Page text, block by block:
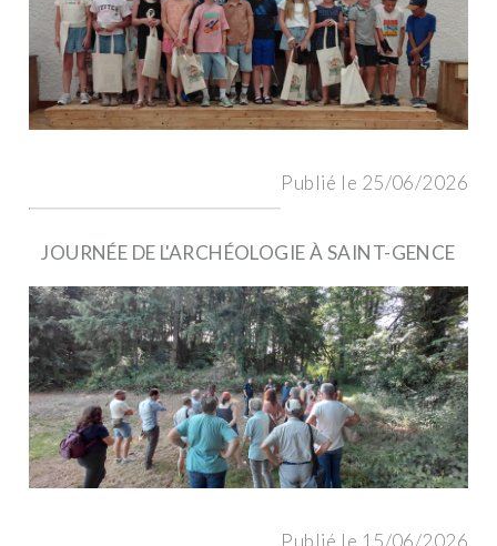
Publié le 25/06/2026
JOURNÉE DE L'ARCHÉOLOGIE À SAINT-GENCE
Publié le 15/06/2026